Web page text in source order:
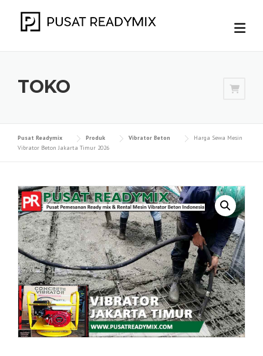
TOKO
Pusat Readymix Produk Vibrator Beton
Harga Sewa Mesin
Vibrator Beton Jakarta Timur 2026